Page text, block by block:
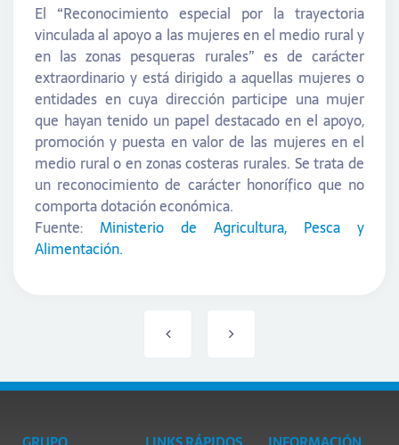
El “Reconocimiento especial por la trayectoria
vinculada al apoyo a las mujeres en el medio rural y
en las zonas pesqueras rurales” es de carácter
extraordinario y está dirigido a aquellas mujeres o
entidades en cuya dirección participe una mujer
que hayan tenido un papel destacado en el apoyo,
promoción y puesta en valor de las mujeres en el
medio rural o en zonas costeras rurales. Se trata de
un reconocimiento de carácter honorífico que no
comporta dotación económica.
Fuente: Ministerio de Agricultura, Pesca y
Alimentación.